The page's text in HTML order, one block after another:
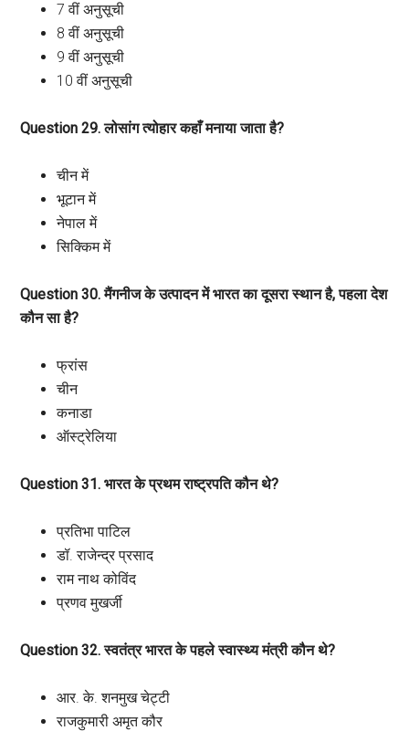
7 वीं अनुसूची
8 वीं अनुसूची
9 वीं अनुसूची
10 वीं अनुसूची
Question 29. लोसांग त्योहार कहाँ मनाया जाता है?
चीन में
भूटान में
नेपाल में
सिक्किम में
Question 30. मैंगनीज के उत्पादन में भारत का दूसरा स्थान है, पहला देश
कौन सा है?
फ्रांस
चीन
कनाडा
ऑस्ट्रेलिया
Question 31. भारत के प्रथम राष्ट्रपति कौन थे?
प्रतिभा पाटिल
डॉ. राजेन्द्र प्रसाद
राम नाथ कोविंद
प्रणव मुखर्जी
Question 32. स्वतंत्र भारत के पहले स्वास्थ्य मंत्री कौन थे?
आर. के. शनमुख चेट्टी
राजकुमारी अमृत कौर